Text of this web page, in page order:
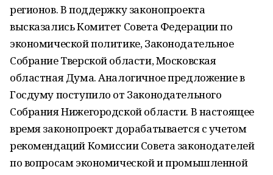
регионов. В поддержку законопроекта
высказались Комитет Совета Федерации по
экономической политике, Законодательное
Собрание Тверской области, Московская
областная Дума. Аналогичное предложение в
Госдуму поступило от Законодательного
Собрания Нижегородской области. В настоящее
время законопроект дорабатывается с учетом
рекомендаций Комиссии Совета законодателей
по вопросам экономической и промышленной